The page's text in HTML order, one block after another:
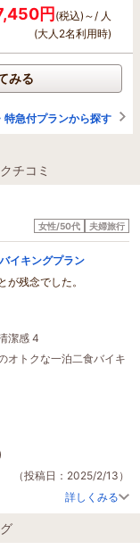
円(税込)～/ 人
(大人2名利用時)
みる
急付プランから探す
チコミ
女性/50代 夫婦旅行
イキングプラン
残念でした。
潔感 4
オトクな一泊二食バイキ
（投稿日：2025/2/13）
詳しくみる